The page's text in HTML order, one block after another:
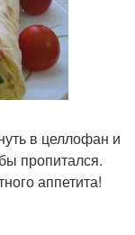
в целлофан и
пропитался.
аппетита!